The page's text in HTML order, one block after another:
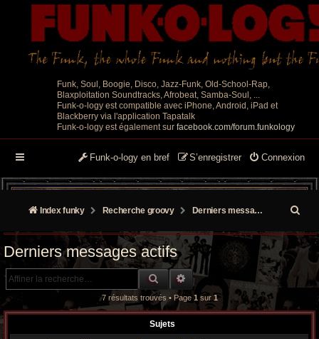
Funk, Soul, Boogie, Disco, Jazz-Funk, Old-School-Rap,
Blaxploitation Soundtracks, Afrobeat, Samba-Soul, ...
Funk-o-logy est compatible avec iPhone, Android, iPad et
Blackberry via l'application Tapatalk
Funk-o-logy est également sur facebook.com/forum.funkology
Connexion
S’enregistrer
Funk-o-logy en bref
Index funky Recherche groovy Derniers messages actifs
e
Derniers messages actifs
RECHERCHE GROOVY
RECHERCHE AVANCÉE
7 résultats trouvés • Page 1 sur 1
Sujets